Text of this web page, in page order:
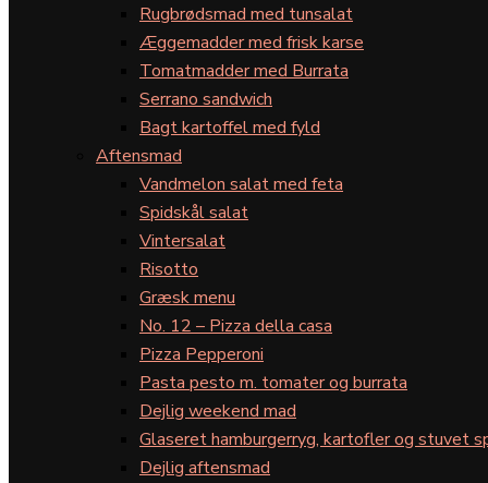
Rugbrødsmad med tunsalat
Æggemadder med frisk karse
Tomatmadder med Burrata
Serrano sandwich
Bagt kartoffel med fyld
Aftensmad
Vandmelon salat med feta
Spidskål salat
Vintersalat
Risotto
Græsk menu
No. 12 – Pizza della casa
Pizza Pepperoni
Pasta pesto m. tomater og burrata
Dejlig weekend mad
Glaseret hamburgerryg, kartofler og stuvet
Dejlig aftensmad